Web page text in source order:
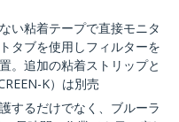
い粘着テープで直接モニタ
タブを使用しフィルターを
。追加の粘着ストリップと
K）は別売
するだけでなく、ブルーラ